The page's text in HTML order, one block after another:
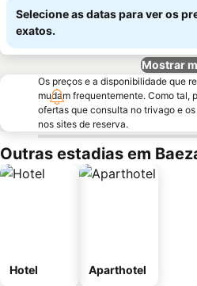
Selecione as datas para ver os
exatos.
Mostrar
Os preços e a disponibilidade que
mudam frequentemente. Como tal,
ofertas que consulta no trivago e
nos sites de reserva.
Outras estadias em
Hotel Aparthotel